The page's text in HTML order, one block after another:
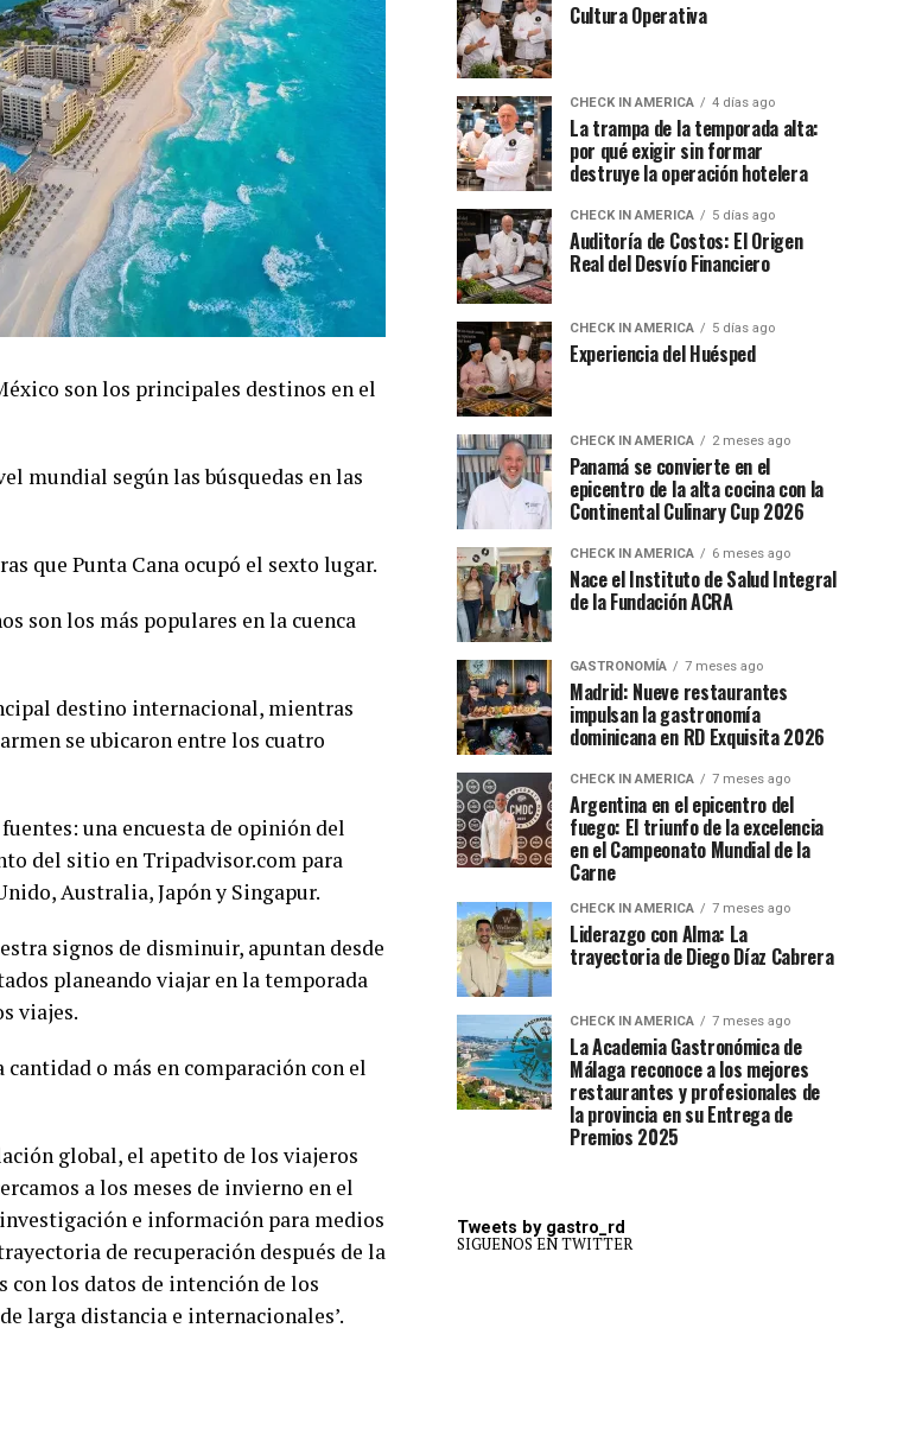
son los principales destinos en el
mundial según las búsquedas en las
que Punta Cana ocupó el sexto lugar.
son los más populares en la cuenca
destino internacional, mientras
se ubicaron entre los cuatro
una encuesta de opinión del
del sitio en Tripadvisor.com para
Australia, Japón y Singapur.
signos de disminuir, apuntan desde
planeando viajar en la temporada
viajes.
cantidad o más en comparación con el
global, el apetito de los viajeros
a los meses de invierno en el
e información para medios
de recuperación después de la
con los datos de intención de los
larga distancia e internacionales’.
Cultura Operativa
CHECK IN AMERICA 4 días ago
La trampa de la temporada alta:
por qué exigir sin formar
destruye la operación hotelera
CHECK IN AMERICA 5 días ago
Auditoría de Costos: El Origen
Real del Desvío Financiero
CHECK IN AMERICA 5 días ago
Experiencia del Huésped
CHECK IN AMERICA 2 meses ago
Panamá se convierte en el
epicentro de la alta cocina con la
Continental Culinary Cup 2026
CHECK IN AMERICA 6 meses ago
Nace el Instituto de Salud Integral
de la Fundación ACRA
GASTRONOMÍA 7 meses ago
Madrid: Nueve restaurantes
impulsan la gastronomía
dominicana en RD Exquisita 2026
CHECK IN AMERICA 7 meses ago
Argentina en el epicentro del
fuego: El triunfo de la excelencia
en el Campeonato Mundial de la
Carne
CHECK IN AMERICA 7 meses ago
Liderazgo con Alma: La
trayectoria de Diego Díaz Cabrera
CHECK IN AMERICA 7 meses ago
La Academia Gastronómica de
Málaga reconoce a los mejores
restaurantes y profesionales de
la provincia en su Entrega de
Premios 2025
Tweets by gastro_rd
SIGUENOS EN TWITTER